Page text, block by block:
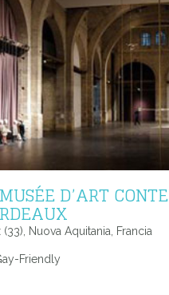
D’ART
Nuova Aquitania, Francia
Friendly